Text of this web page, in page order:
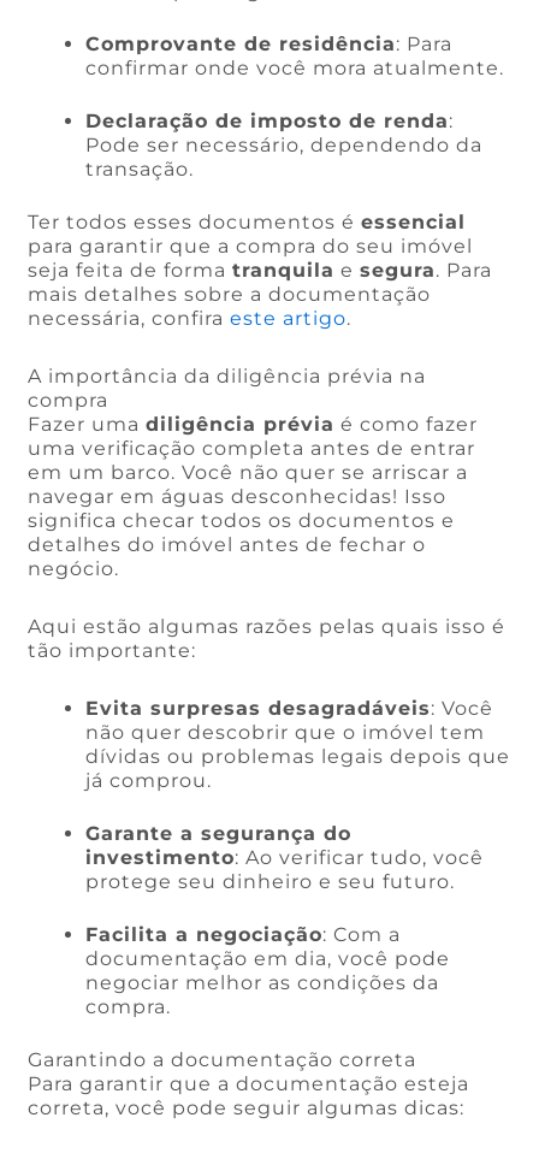
Comprovante de residência: Para
confirmar onde você mora atualmente.
Declaração de imposto de renda:
Pode ser necessário, dependendo da
transação.
Ter todos esses documentos éessencial
para garantir que a compra do seu imóvel
seja feita de formatranquila esegura. Para
mais detalhes sobre a documentação
necessária, confiraeste artigo.
A importância da diligência prévia na
compra
Fazer umadiligência prévia é como fazer
uma verificação completa antes de entrar
em um barco. Você não quer se arriscar a
navegar em águas desconhecidas! Isso
significa checar todos os documentos e
detalhes do imóvel antes de fechar o
negócio.
Aqui estão algumas razões pelas quais isso é
tão importante:
Evita surpresas desagradáveis: Você
não quer descobrir que o imóvel tem
dívidas ou problemas legais depois que
já comprou.
Garante a segurança do
investimento: Ao verificar tudo, você
protege seu dinheiro e seu futuro.
Facilita a negociação: Com a
documentação em dia, você pode
negociar melhor as condições da
compra.
Garantindo a documentação correta
Para garantir que a documentação esteja
correta, você pode seguir algumas dicas: